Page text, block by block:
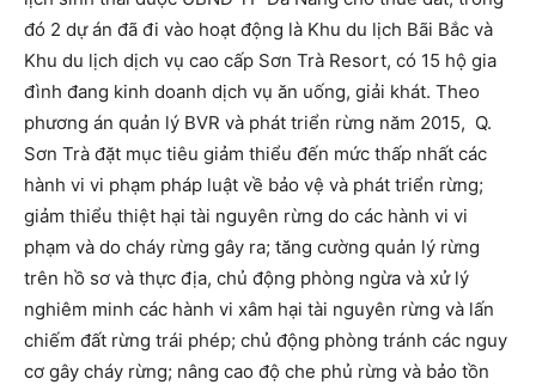
đó 2 dự án đã đi vào hoạt động là Khu du lịch Bãi Bắc và
Khu du lịch dịch vụ cao cấp Sơn Trà Resort, có 15 hộ gia
đình đang kinh doanh dịch vụ ăn uống, giải khát. Theo
phương án quản lý BVR và phát triển rừng năm 2015, Q.
Sơn Trà đặt mục tiêu giảm thiểu đến mức thấp nhất các
hành vi vi phạm pháp luật về bảo vệ và phát triển rừng;
giảm thiểu thiệt hại tài nguyên rừng do các hành vi vi
phạm và do cháy rừng gây ra; tăng cường quản lý rừng
trên hồ sơ và thực địa, chủ động phòng ngừa và xử lý
nghiêm minh các hành vi xâm hại tài nguyên rừng và lấn
chiếm đất rừng trái phép; chủ động phòng tránh các nguy
cơ gây cháy rừng; nâng cao độ che phủ rừng và bảo tồn